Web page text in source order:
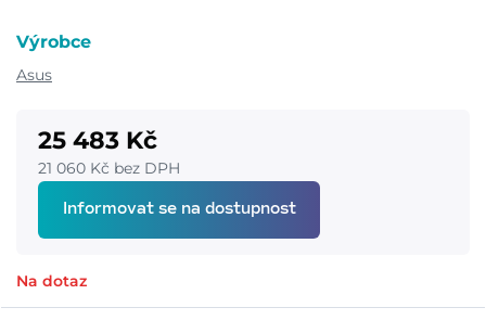
Výrobce
Asus
25 483 Kč
21 060 Kč bez DPH
Informovat se na dostupnost
Na dotaz